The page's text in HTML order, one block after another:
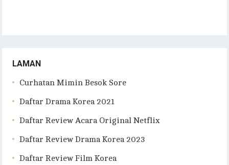
LAMAN
Curhatan Mimin Besok Sore
Daftar Drama Korea 2021
Daftar Review Acara Original Netflix
Daftar Review Drama Korea 2023
Daftar Review Film Korea